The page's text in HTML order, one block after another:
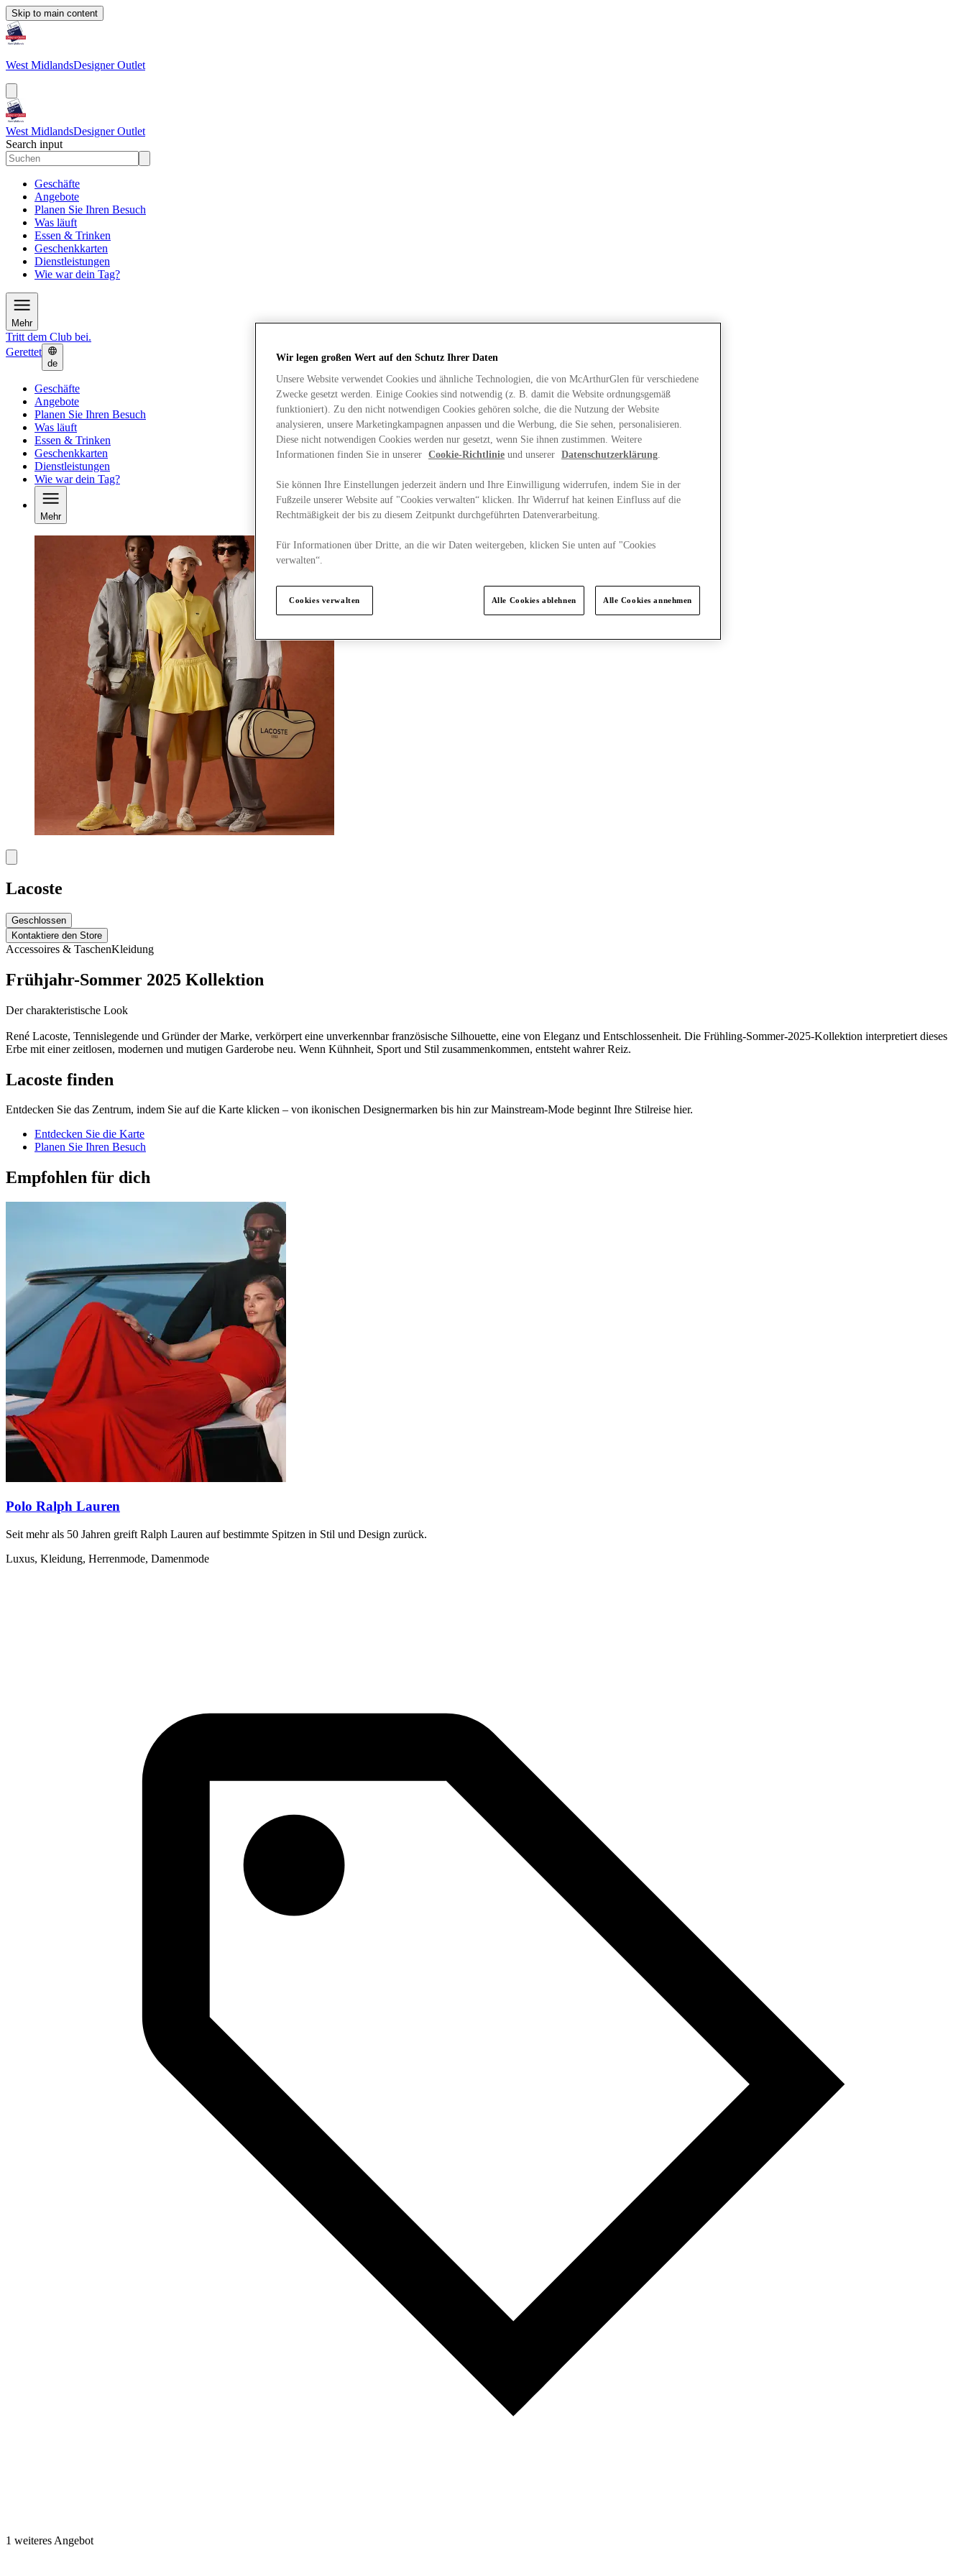
Skip to main content
West MidlandsDesigner Outlet
West MidlandsDesigner Outlet
Search input
Geschäfte
Angebote
Planen Sie Ihren Besuch
Was läuft
Essen & Trinken
Geschenkkarten
Dienstleistungen
Wie war dein Tag?
Mehr
Tritt dem Club bei.
Gerettet
de
Geschäfte
Angebote
Planen Sie Ihren Besuch
Was läuft
Essen & Trinken
Geschenkkarten
Dienstleistungen
Wie war dein Tag?
Mehr
Lacoste
Geschlossen
Kontaktiere den Store
Accessoires & TaschenKleidung
Frühjahr-Sommer 2025 Kollektion
Der charakteristische Look
René Lacoste, Tennislegende und Gründer der Marke, verkörpert eine unverkennbar französische Silhouette, eine von Eleganz und Entschlossenheit. Die Frühling-Sommer-2025-Kollektion interpretiert dieses
Erbe mit einer zeitlosen, modernen und mutigen Garderobe neu. Wenn Kühnheit, Sport und Stil zusammenkommen, entsteht wahrer Reiz.
Lacoste finden
Entdecken Sie das Zentrum, indem Sie auf die Karte klicken – von ikonischen Designermarken bis hin zur Mainstream-Mode beginnt Ihre Stilreise hier.
Entdecken Sie die Karte
Planen Sie Ihren Besuch
Empfohlen für dich
Polo Ralph Lauren
Seit mehr als 50 Jahren greift Ralph Lauren auf bestimmte Spitzen in Stil und Design zurück.
Luxus, Kleidung, Herrenmode, Damenmode
1 weiteres Angebot
Wir legen großen Wert auf den Schutz Ihrer Daten
Unsere Website verwendet Cookies und ähnliche Technologien, die von McArthurGlen für verschiedene
Zwecke gesetzt werden. Einige Cookies sind notwendig (z. B. damit die Website ordnungsgemäß
funktioniert). Zu den nicht notwendigen Cookies gehören solche, die die Nutzung der Website
analysieren, unsere Marketingkampagnen anpassen und die Werbung, die Sie sehen, personalisieren.
Diese nicht notwendigen Cookies werden nur gesetzt, wenn Sie ihnen zustimmen. Weitere
Informationen finden Sie in unserer Cookie-Richtlinie und unserer Datenschutzerklärung.
Sie können Ihre Einstellungen jederzeit ändern und Ihre Einwilligung widerrufen, indem Sie in der
Fußzeile unserer Website auf "Cookies verwalten“ klicken. Ihr Widerruf hat keinen Einfluss auf die
Rechtmäßigkeit der bis zu diesem Zeitpunkt durchgeführten Datenverarbeitung.
Für Informationen über Dritte, an die wir Daten weitergeben, klicken Sie unten auf "Cookies
verwalten“.
Cookies verwalten Alle Cookies ablehnen Alle Cookies annehmen